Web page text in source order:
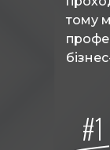
тому
#1